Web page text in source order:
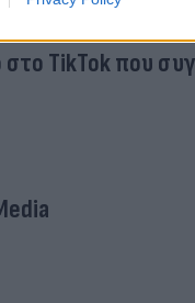
TikTok που